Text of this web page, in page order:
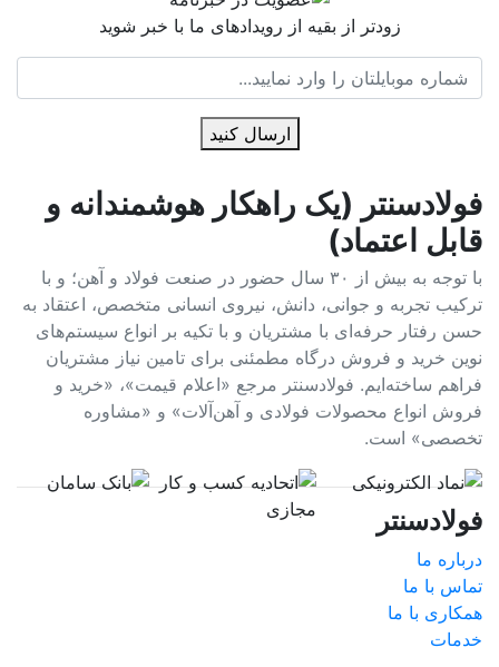
زودتر از بقیه از رویدادهای ما با خبر شوید
ارسال کنید
فولادسنتر (یک راهکار هوشمندانه و
قابل اعتماد)
با توجه به بیش از ۳۰ سال حضور در صنعت فولاد و آهن؛ و با
ترکیب تجربه و جوانی، دانش، نیروی انسانی متخصص، اعتقاد به
حسن رفتار حرفه‌ای با مشتریان و با تکیه بر انواع سیستم‌های
نوین خرید و فروش درگاه مطمئنی برای تامین نیاز مشتریان
فراهم ساخته‌ایم. فولادسنتر مرجع «اعلام قیمت»، «خرید و
فروش انواع محصولات فولادی و آهن‌آلات» و «مشاوره
تخصصی» است.
فولادسنتر
درباره ما
تماس با ما
همکاری با ما
خدمات